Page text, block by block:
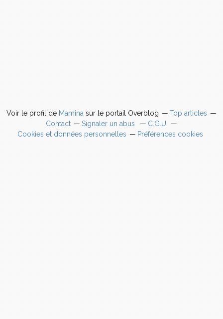
Voir le profil de Mamina sur le portail Overblog
Top articles
Contact
Signaler un abus
C.G.U.
Cookies et données personnelles
Préférences cookies